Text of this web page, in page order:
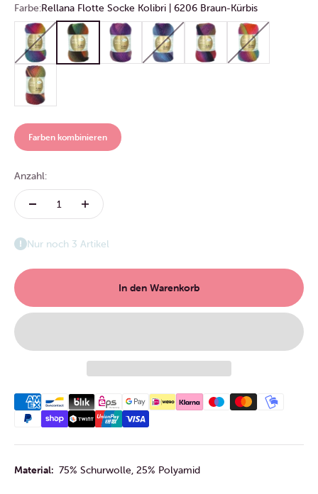
Farbe:Rellana Flotte Socke Kolibri | 6206 Braun-Kürbis
Rellana Flotte Socke Kolibri | 6204 Regenbogen
Rellana Flotte Socke Kolibri | 6206 Braun-Kürbis
Rellana Flotte Socke Kolibri | 6207 Rose-Pink-
Rellana Flotte Socke Kolibri | 6211
Rellana Flotte Socke Kolibri
Rellana Flotte
Rellana Flotte Socke Kolibri | 6215 Orange-Pink-Senf-Lila-Flieder
Farben kombinieren
Anzahl:
Nur noch 3 Artikel
In den Warenkorb
Material: 75% Schurwolle, 25% Polyamid